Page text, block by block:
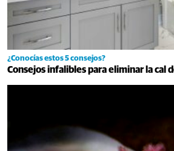
¿Conocías estos 5 consejos?
Consejos infalibles para eliminar la cal